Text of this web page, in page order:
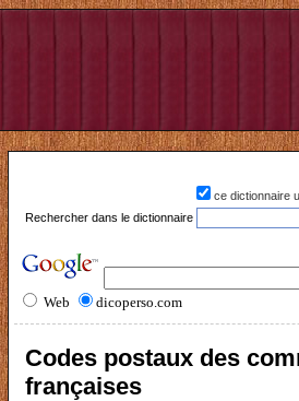
ce dictionnaire
Rechercher dans le dictionnaire
Web dicoperso.com
Codes postaux des
françaises